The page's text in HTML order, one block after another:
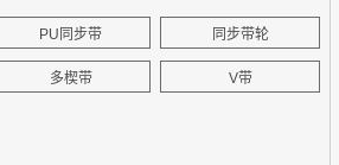
PU同步带 同步带轮
多楔带 V带